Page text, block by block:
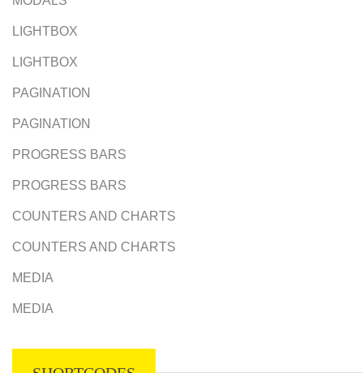
LIGHTBOX
LIGHTBOX
PAGINATION
PAGINATION
PROGRESS BARS
PROGRESS BARS
COUNTERS AND CHARTS
COUNTERS AND CHARTS
MEDIA
MEDIA